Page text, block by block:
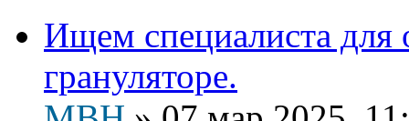
Ищем специалиста для
грануляторе.